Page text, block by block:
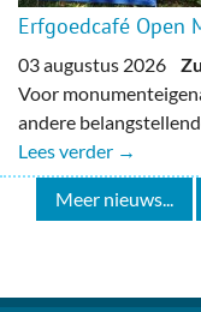
Erfgoedcafé Open
03 augustus 2026
Voor
andere
Lees verder →
Meer nieuws...